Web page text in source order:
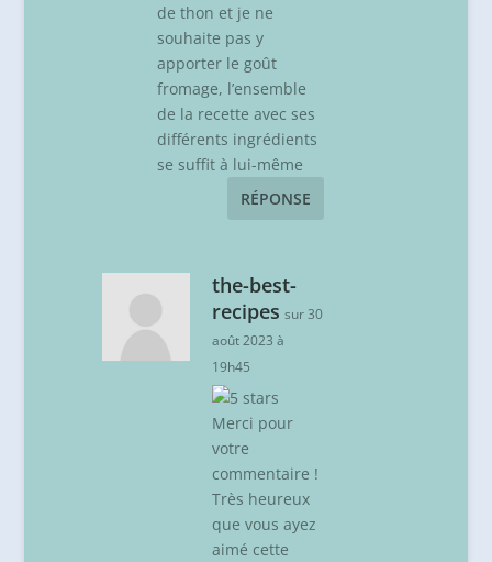
de thon et je ne
souhaite pas y
apporter le goût
fromage, l’ensemble
de la recette avec ses
différents ingrédients
se suffit à lui-même
RÉPONSE
the-best-
recipes sur 30
août 2023 à
19h45
Merci pour
votre
commentaire !
Très heureux
que vous ayez
aimé cette